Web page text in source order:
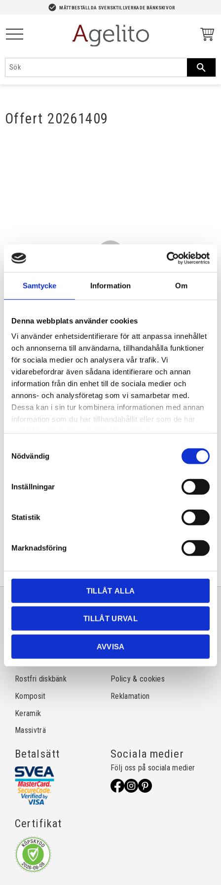
Samtycke Information Om
Denna webbplats använder cookies
Vi använder enhetsidentifierare för att anpassa innehållet
och annonserna till användarna, tillhandahålla funktioner
för sociala medier och analysera vår trafik. Vi
vidarebefordrar även sådana identifierare och annan
information från din enhet till de sociala medier och
annons- och analysföretag som vi samarbetar med.
Dessa kan i sin tur kombinera informationen med annan
information som du har tillhandahållit eller som de har
Nödvändig
Inställningar
Statistik
Marknadsföring
TILLÅT ALLA
TILLÅT URVAL
AVVISA
check_circle MÅTTBESTÄLLDA SVENSKTILLVERKADE BÄNKSKIVOR
Offert 20261409
6 720,00KR
Antal
Lagervara
Artikelnr
20261409
Sortiment
Natursten
Rostfri diskbänk
Komposit
Keramik
Massivträ
Information
Frågor & svar
Köpvillkor
Policy & cookies
Reklamation
Betalsätt
Certifikat
Sociala medier
Följ oss på sociala medier